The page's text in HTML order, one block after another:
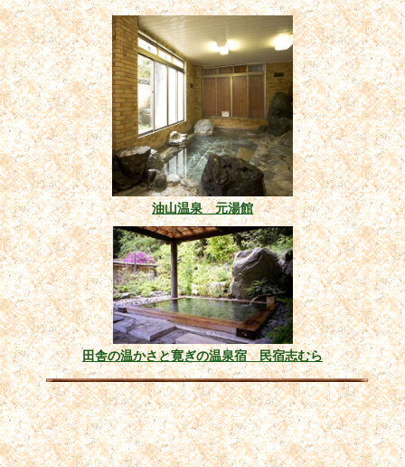
油山温泉 元湯館
田舎の温かさと寛ぎの温泉宿 民宿志むら